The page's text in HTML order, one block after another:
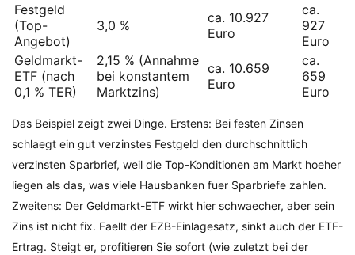
Festgeld
(Top-
Angebot)
3,0 %
ca. 10.927
Euro
ca.
927
Euro
Geldmarkt-
ETF (nach
0,1 % TER)
2,15 % (Annahme
bei konstantem
Marktzins)
ca. 10.659
Euro
ca.
659
Euro
Das Beispiel zeigt zwei Dinge. Erstens: Bei festen Zinsen
schlaegt ein gut verzinstes Festgeld den durchschnittlich
verzinsten Sparbrief, weil die Top-Konditionen am Markt hoeher
liegen als das, was viele Hausbanken fuer Sparbriefe zahlen.
Zweitens: Der Geldmarkt-ETF wirkt hier schwaecher, aber sein
Zins ist nicht fix. Faellt der EZB-Einlagesatz, sinkt auch der ETF-
Ertrag. Steigt er, profitieren Sie sofort (wie zuletzt bei der